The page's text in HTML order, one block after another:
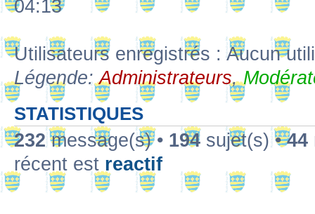
04:13
Utilisateurs enregistrés : Aucun
Légende:Administrateurs,
STATISTIQUES
232message(s) • 194 sujet(s) •44
récent est reactif